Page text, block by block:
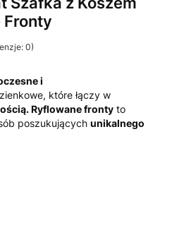
Fronty
0)
i
które łączy w
Ryflowane fronty to
poszukujących unikalnego